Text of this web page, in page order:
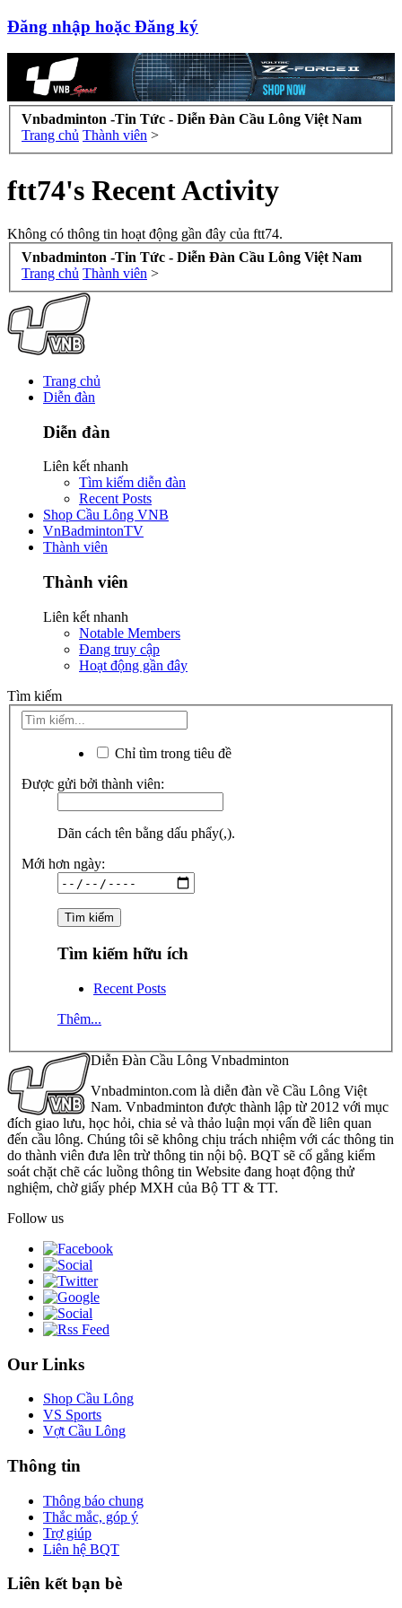
Đăng nhập hoặc Đăng ký
Vnbadminton -Tin Tức - Diễn Đàn Cầu Lông Việt Nam
Trang chủ Thành viên >
ftt74's Recent Activity
Không có thông tin hoạt động gần đây của ftt74.
Vnbadminton -Tin Tức - Diễn Đàn Cầu Lông Việt Nam
Trang chủ Thành viên >
Trang chủ
Diễn đàn
Diễn đàn
Liên kết nhanh
Tìm kiếm diễn đàn
Recent Posts
Shop Cầu Lông VNB
VnBadmintonTV
Thành viên
Thành viên
Liên kết nhanh
Notable Members
Đang truy cập
Hoạt động gần đây
Tìm kiếm
Chỉ tìm trong tiêu đề
Được gửi bởi thành viên:
Dãn cách tên bằng dấu phẩy(,).
Mới hơn ngày:
Tìm kiếm hữu ích
Recent Posts
Thêm...
Diễn Đàn Cầu Lông Vnbadminton
Vnbadminton.com là diễn đàn về Cầu Lông Việt
Nam. Vnbadminton được thành lập từ 2012 với mục
đích giao lưu, học hỏi, chia sẻ và thảo luận mọi vấn đề liên quan
đến cầu lông. Chúng tôi sẽ không chịu trách nhiệm với các thông tin
do thành viên đưa lên trừ thông tin nội bộ. BQT sẽ cố gắng kiểm
soát chặt chẽ các luồng thông tin Website đang hoạt động thử
nghiệm, chờ giấy phép MXH của Bộ TT & TT.
Follow us
Our Links
Shop Cầu Lông
VS Sports
Vợt Cầu Lông
Thông tin
Thông báo chung
Thắc mắc, góp ý
Trợ giúp
Liên hệ BQT
Liên kết bạn bè